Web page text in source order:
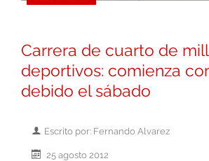
Carrera de cuarto de
deportivos: comienza
debido el sábado
Escrito por: Fernando Alvarez
25 agosto 2012